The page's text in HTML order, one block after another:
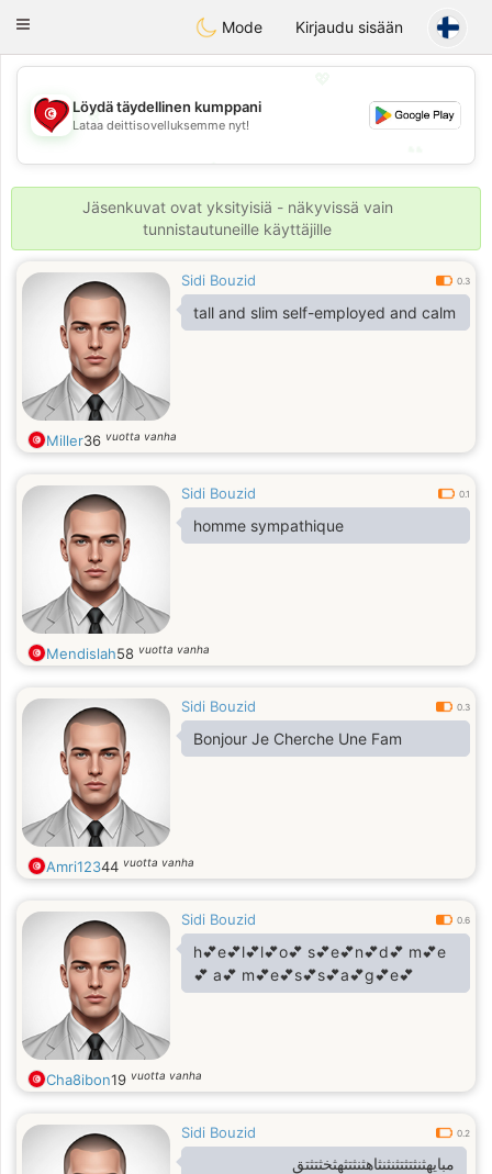
Tunisia Dating
Toggle
Mode Kirjaudu sisään
💖
💕
Löydä täydellinen kumppani
Lataa deittisovelluksemme nyt!
Jäsenkuvat ovat yksityisiä - näkyvissä vain
tunnistautuneille käyttäjille
Sidi Bouzid 0.3
tall and slim self-employed and calm
Miller36 vuotta vanha
Sidi Bouzid 0.1
homme sympathique
Mendislah58 vuotta vanha
Sidi Bouzid 0.3
Bonjour Je Cherche Une Fam
Amri12344 vuotta vanha
Sidi Bouzid 0.6
h💕e💕l💕l💕o💕 s💕e💕n💕d💕 m💕e
💕 a💕 m💕e💕s💕s💕a💕g💕e💕
Cha8ibon19 vuotta vanha
Sidi Bouzid 0.2
مبايهثنثتثتثنثنثاهثنثتثهثخثتثتق